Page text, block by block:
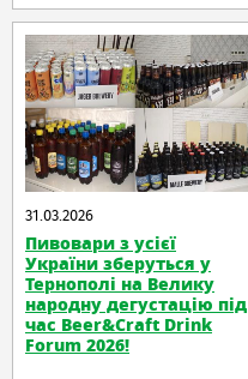
31.03.2026
Пивовари з усієї
України зберуться у
Тернополі на Велику
народну дегустацію під
час Beer&Craft Drink
Forum 2026!